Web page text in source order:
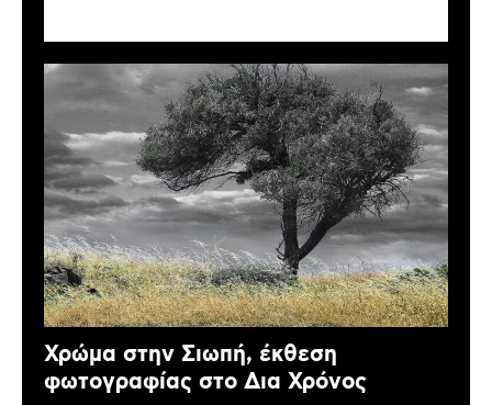
Χρώμα στην Σιωπή, έκθεση
φωτογραφίας στο Δια Χρόνος